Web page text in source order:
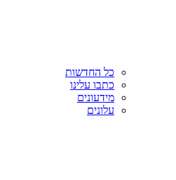
כל החדשות
כתבו עלינו
מידעונים
עלונים